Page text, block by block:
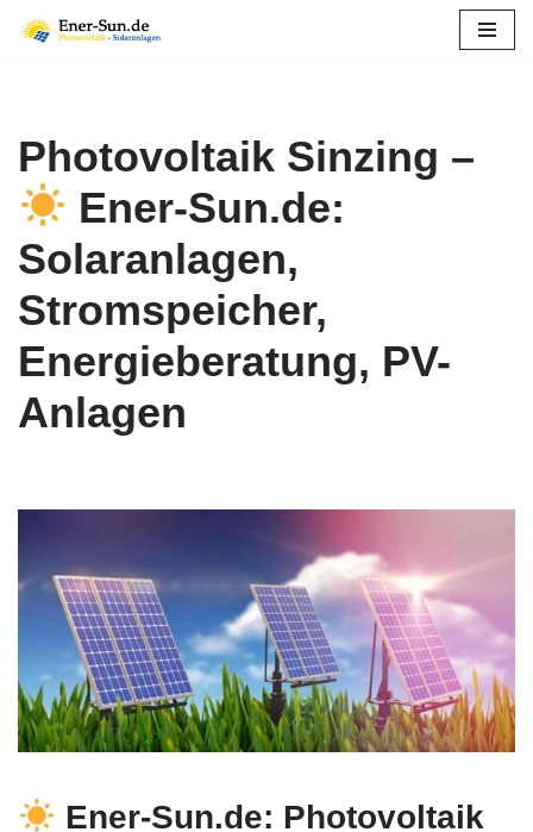
Photovoltaik Sinzing –
Ener-Sun.de:
Solaranlagen,
Stromspeicher,
Energieberatung, PV-
Anlagen
Ener-Sun.de: Photovoltaik